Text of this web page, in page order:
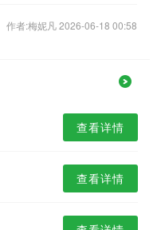
作者:梅妮凡 2026-06-18 00:58
查看详情
查看详情